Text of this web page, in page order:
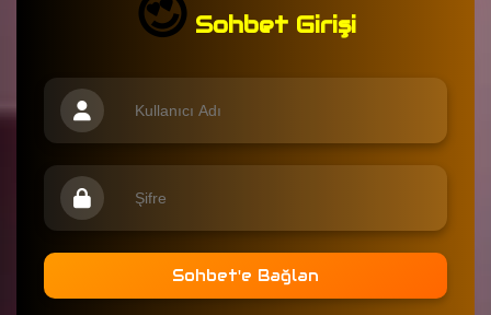
😍Sohbet Girişi
Sohbet'e Bağlan